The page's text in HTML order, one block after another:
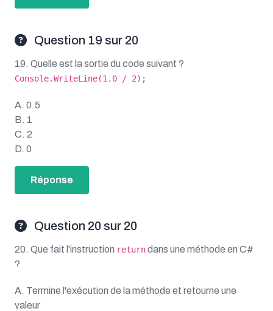
Question 19 sur 20
19. Quelle est la sortie du code suivant ?
Console.WriteLine(1.0 / 2);
A. 0.5
B. 1
C. 2
D. 0
Réponse
Question 20 sur 20
20. Que fait l'instruction returndans une méthode en C#
?
A. Termine l'exécution de la méthode et retourne une
valeur